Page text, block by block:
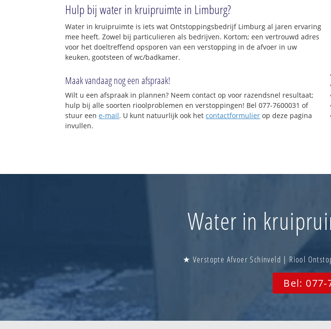
Hulp bij water in kruipruimte in Limburg?
Water in kruipruimte is iets wat Ontstoppingsbedrijf Limburg al jaren ervaring
mee heeft. Zowel bij particulieren als bedrijven. Kortom; een vertrouwd adres
voor het doeltreffend opsporen van een verstopping in de afvoer in uw
keuken, gootsteen of wc/badkamer.
Maak vandaag nog een afspraak!
Wilt u een afspraak in plannen? Neem contact op voor razendsnel resultaat;
hulp bij alle soorten rioolproblemen en verstoppingen! Bel 077-7600031 of
stuur eene-mail. U kunt natuurlijk ook hetcontactformulier op deze pagina
invullen.
Water in
★ Verstopte Afvoer Schinveld | Riool
Bel: 077-